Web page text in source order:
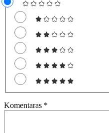
Komentaras *